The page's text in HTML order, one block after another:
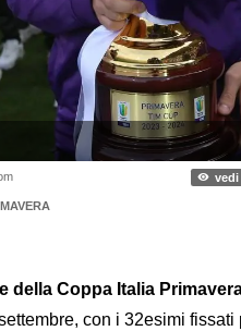
della Coppa Italia
con i 32esimi